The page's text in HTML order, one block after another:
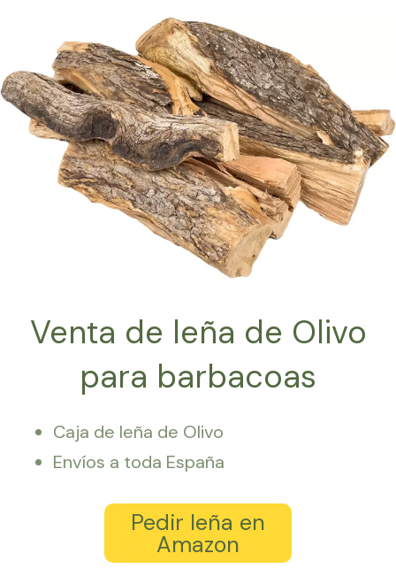
Venta de leña de Olivo
para barbacoas
Caja de leña de Olivo
Envíos a toda España
Pedir leña en
Amazon